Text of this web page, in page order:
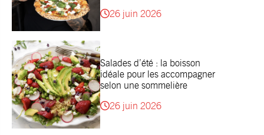
26 juin 2026
Salades d’été : la boisson
idéale pour les accompagner
selon une sommelière
26 juin 2026